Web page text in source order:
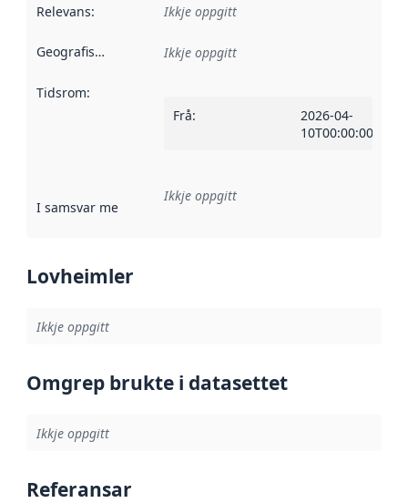
Relevans: Ikkje oppgitt
Geografisk område Ikkje oppgitt
Tidsrom:
Frå:
2026-04-
10T00:00:00Z
I samsvar med Referanse til ei implementeringsregel eller
Ikkje oppgitt
Lovheimler
Ikkje oppgitt
Omgrep brukte i datasettet
Ikkje oppgitt
Referansar